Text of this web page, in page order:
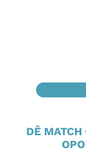
DÊ MATCH